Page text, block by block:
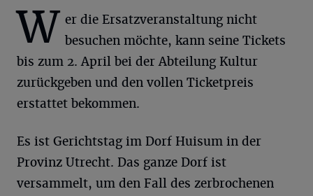
W er die Ersatzveranstaltung nicht
besuchen möchte, kann seine Tickets
bis zum 2. April bei der Abteilung Kultur
zurückgeben und den vollen Ticketpreis
erstattet bekommen.
Es ist Gerichtstag im Dorf Huisum in der
Provinz Utrecht. Das ganze Dorf ist
versammelt, um den Fall des zerbrochenen